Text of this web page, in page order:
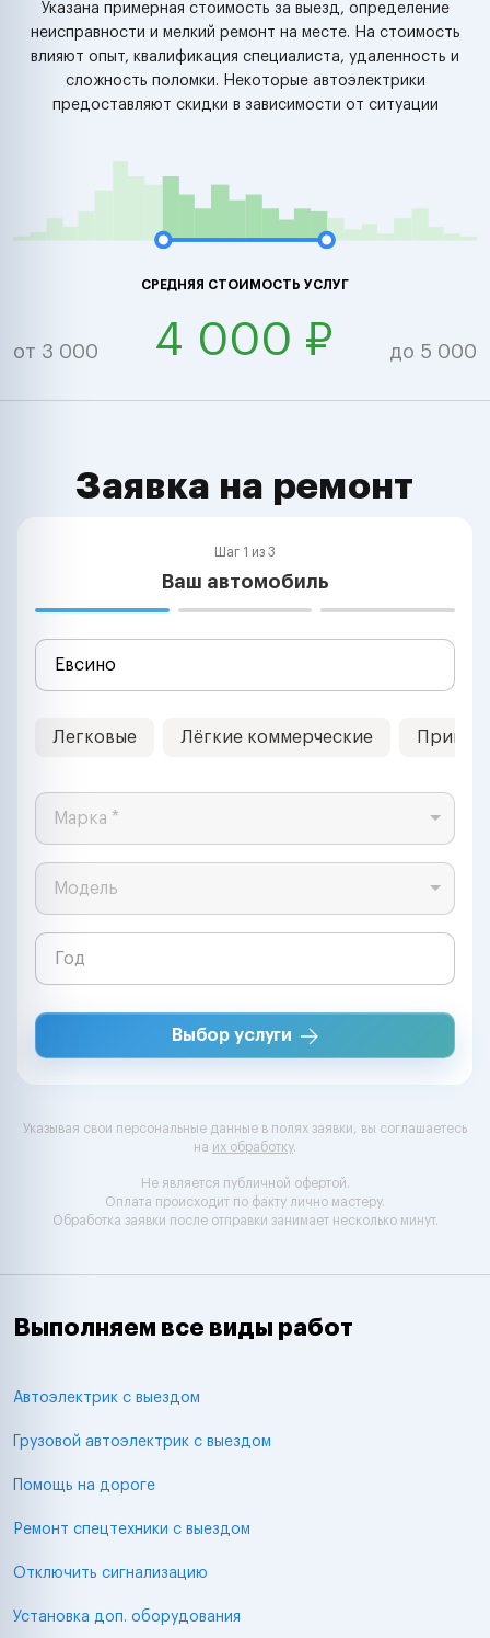
Указана примерная стоимость за выезд, определение
неисправности и мелкий ремонт на месте. На стоимость
влияют опыт, квалификация специалиста, удаленность и
сложность поломки. Некоторые автоэлектрики
предоставляют скидки в зависимости от ситуации
СРЕДНЯЯ СТОИМОСТЬ УСЛУГ
от 3 000 4 000 ₽ до 5 000
Заявка на ремонт
Шаг 1 из 3
Ваш автомобиль
Легковые Лёгкие коммерческие
Марка *
Модель
Выбор услуги
Указывая свои персональные данные в полях заявки, вы соглашаетесь
на их обработку.
Не является публичной офертой.
Оплата происходит по факту лично мастеру.
Обработка заявки после отправки занимает несколько минут.
Выполняем все виды работ
Автоэлектрик с выездом
Грузовой автоэлектрик с выездом
Помощь на дороге
Ремонт спецтехники с выездом
Отключить сигнализацию
Установка доп. оборудования